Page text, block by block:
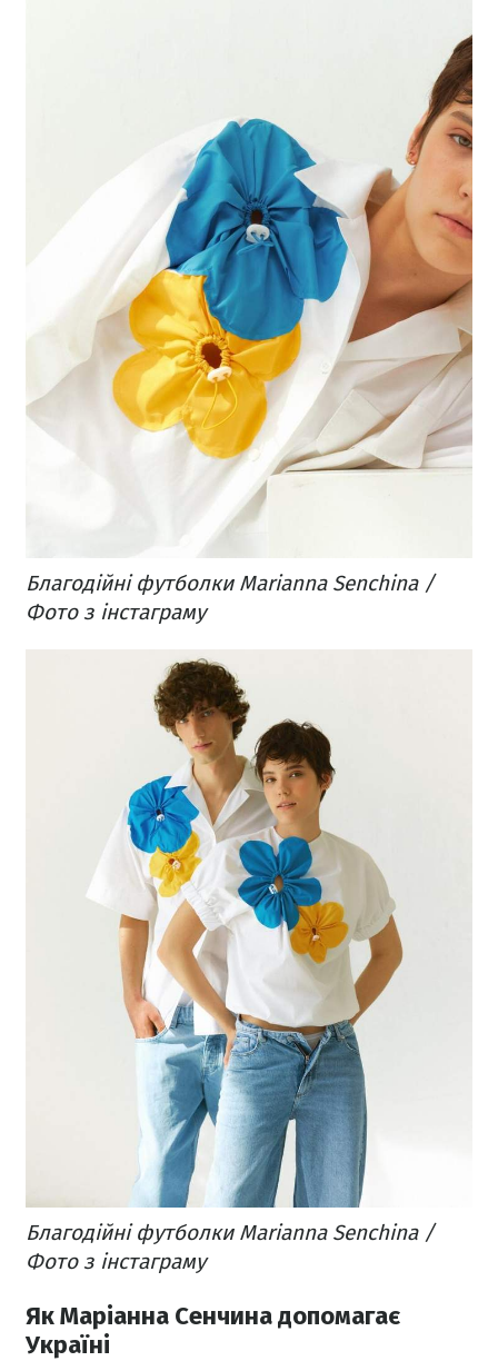
Благодійні футболки Marianna Senchina /
Фото з інстаграму
Благодійні футболки Marianna Senchina /
Фото з інстаграму
Як Маріанна Сенчина допомагає
Україні